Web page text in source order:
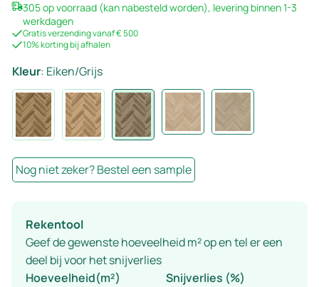
305 op voorraad (kan nabesteld worden), levering binnen 1-3
werkdagen
Gratis verzending vanaf € 500
10% korting bij afhalen
Kleur: Eiken/Grijs
Nog niet zeker? Bestel een sample
Rekentool
Geef de gewenste hoeveelheid m² op en tel er een
deel bij voor het snijverlies
Hoeveelheid(m²)
Snijverlies (%)